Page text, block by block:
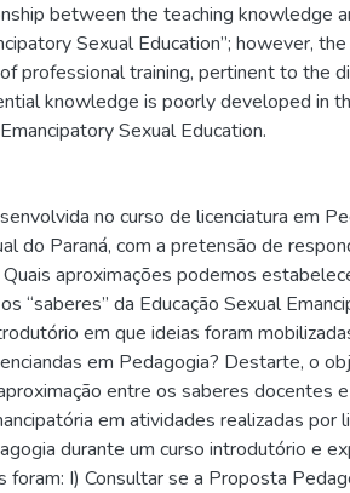
between the teaching knowledge
Sexual Education”; however,
professional training, pertinent to the
knowledge is poorly developed in
Sexual Education.
no curso de licenciatura em
do Paraná, com a pretensão de
aproximações podemos
“saberes” da Educação Sexual
em que ideias foram
em Pedagogia? Destarte, o
entre os saberes docentes
em atividades realizadas por
durante um curso introdutório e
I) Consultar se a Proposta